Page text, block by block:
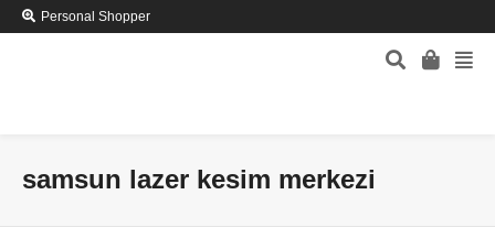
Personal Shopper
samsun lazer kesim merkezi